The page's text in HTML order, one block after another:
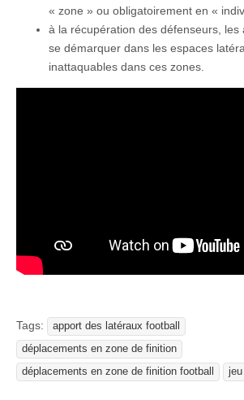
« zone » ou obligatoirement en «
à la récupération des défenseurs, les
se démarquer dans les espaces
inattaquables dans ces zones.
Tags:
apport des latéraux football
déplacements en zone de finition
déplacements en zone de finition football
jeu